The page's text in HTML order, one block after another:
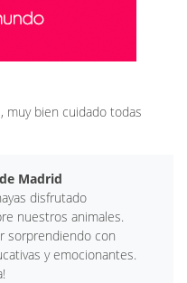
muy bien cuidado todas
Madrid
disfrutado
nuestros animales.
sorprendiendo con
y emocionantes.